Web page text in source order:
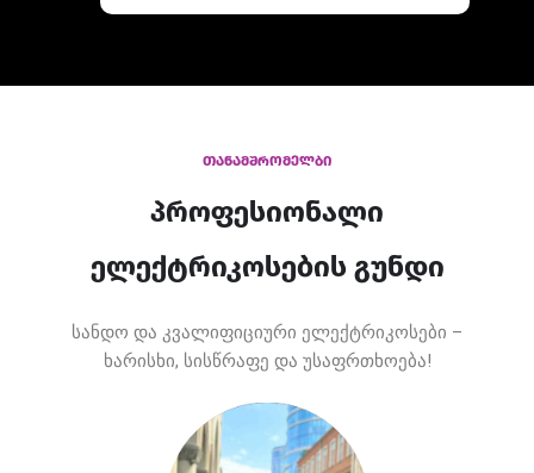
თანამშრომელბი
პროფესიონალი
ელექტრიკოსების გუნდი
სანდო და კვალიფიციური ელექტრიკოსები –
ხარისხი, სისწრაფე და უსაფრთხოება!